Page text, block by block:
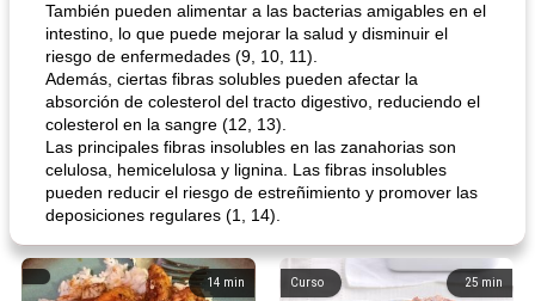
También pueden alimentar a las bacterias amigables en el
intestino, lo que puede mejorar la salud y disminuir el
riesgo de enfermedades (9, 10, 11).
Además, ciertas fibras solubles pueden afectar la
absorción de colesterol del tracto digestivo, reduciendo el
colesterol en la sangre (12, 13).
Las principales fibras insolubles en las zanahorias son
celulosa, hemicelulosa y lignina. Las fibras insolubles
pueden reducir el riesgo de estreñimiento y promover las
deposiciones regulares (1, 14).
14 min 25 min
Curso